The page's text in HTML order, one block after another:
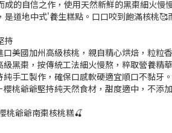
成的自信之作，使用天然新鮮的黑棗細火慢
道地中式'養生糕點。口口咬到飽滿核桃🥰
持
口美國加州高級核桃，親自精心烘焙，粒粒
級黑棗，按傳統工法細火慢熬，粹取營養精
純手工製作，確保口感軟硬適宜順口不黏牙。
櫻桃爺爺堅持純天然食材，甜度適中，不添
爺爺南棗核桃糕🍒